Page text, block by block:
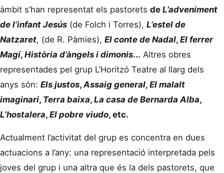
àmbit s’han representat els pastorets de L’adveniment
de l’infant Jesús (de Folch i Torres), L’estel de
Natzaret, (de R. Pàmies), El conte de Nadal, El ferrer
Magí, Història d’àngels i dimonis... Altres obres
representades pel grup L’Horitzó Teatre al llarg dels
anys són: Els justos, Assaig general, El malalt
imaginari, Terra baixa, La casa de Bernarda Alba,
L’hostalera, El pobre viudo, etc.
Actualment l’activitat del grup es concentra en dues
actuacions a l’any: una representació interpretada pels
joves del grup i una altra que és la dels pastorets, que